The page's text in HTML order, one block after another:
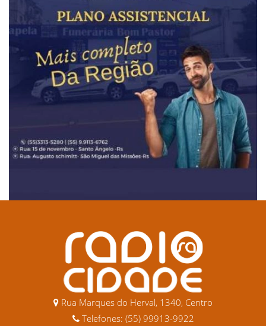
Rua Marques do Herval, 1340, Centro
Telefones: (55) 99913-9922